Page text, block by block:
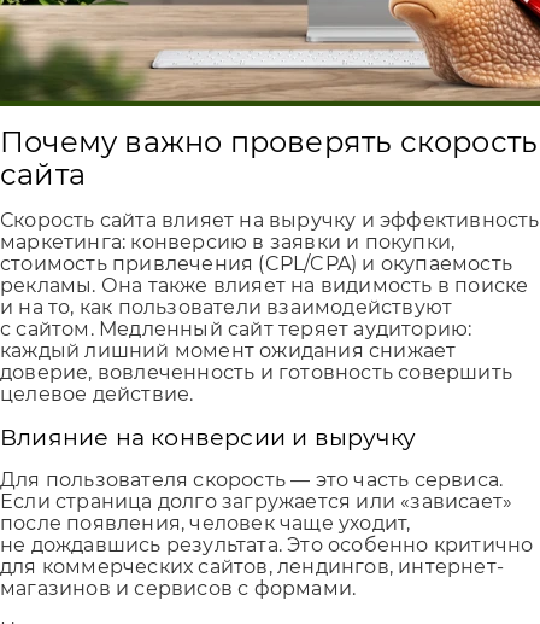
Почему важно проверять скорость
сайта
Скорость сайта влияет на выручку и эффективность
маркетинга: конверсию в заявки и покупки,
стоимость привлечения (CPL/CPA) и окупаемость
рекламы. Она также влияет на видимость в поиске
и на то, как пользователи взаимодействуют
с сайтом. Медленный сайт теряет аудиторию:
каждый лишний момент ожидания снижает
доверие, вовлеченность и готовность совершить
целевое действие.
Влияние на конверсии и выручку
Для пользователя скорость — это часть сервиса.
Если страница долго загружается или «зависает»
после появления, человек чаще уходит,
не дождавшись результата. Это особенно критично
для коммерческих сайтов, лендингов, интернет-
магазинов и сервисов с формами.